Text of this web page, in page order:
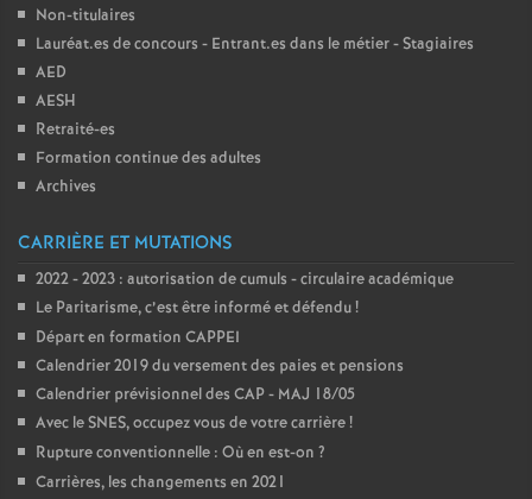
Non-titulaires
Lauréat.es de concours - Entrant.es dans le métier - Stagiaires
AED
AESH
Retraité-es
Formation continue des adultes
Archives
CARRIÈRE ET MUTATIONS
2022 - 2023 : autorisation de cumuls - circulaire académique
Le Paritarisme, c’est être informé et défendu!
Départ en formation CAPPEI
Calendrier 2019 du versement des paies et pensions
Calendrier prévisionnel des CAP - MAJ 18/05
Avec le SNES, occupez vous de votre carrière!
Rupture conventionnelle : Où en est-on ?
Carrières, les changements en 2021